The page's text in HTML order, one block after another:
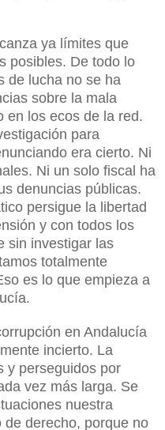
ya límites que
posibles. De todo lo
de lucha no se ha
sobre la mala
en los ecos de la red.
para
era cierto. Ni
Ni un solo fiscal ha
denuncias públicas.
persigue la libertad
y con todos los
sin investigar las
totalmente
es lo que empieza a
en Andalucía
incierto. La
y perseguidos por
vez más larga. Se
nuestra
derecho, porque no